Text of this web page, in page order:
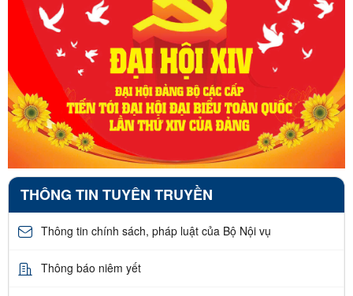
THÔNG TIN TUYÊN TRUYỀN
Thông tin chính sách, pháp luật của Bộ Nội vụ
Thông báo niêm yết